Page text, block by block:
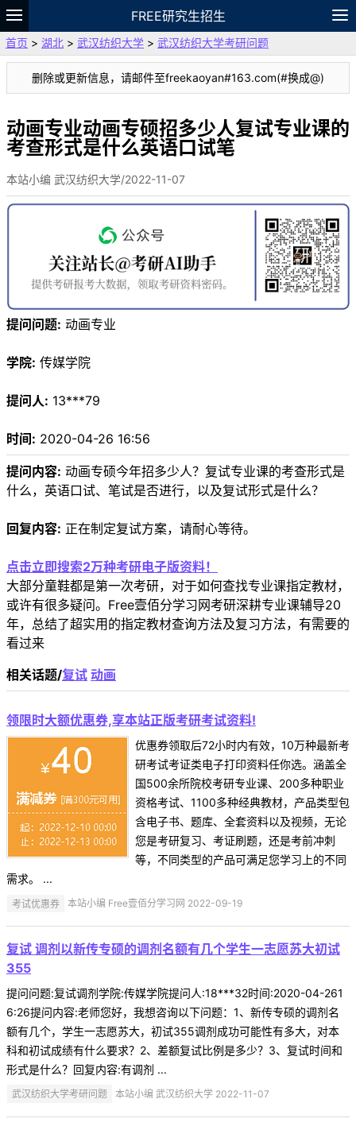
FREE研究生招生
题库
故事 专题 APP 笔记
论坛
VIP
资料
首页 > 湖北 > 武汉纺织大学 > 武汉纺织大学考研问题
删除或更新信息，请邮件至freekaoyan#163.com(#换成@)
动画专业动画专硕招多少人复试专业课的
考查形式是什么英语口试笔
本站小编 武汉纺织大学/2022-11-07
提问问题: 动画专业
学院: 传媒学院
提问人: 13***79
时间: 2020-04-26 16:56
提问内容: 动画专硕今年招多少人？复试专业课的考查形式是
什么，英语口试、笔试是否进行，以及复试形式是什么？
回复内容: 正在制定复试方案，请耐心等待。
点击立即搜索2万种考研电子版资料！
大部分童鞋都是第一次考研，对于如何查找专业课指定教材，
或许有很多疑问。Free壹佰分学习网考研深耕专业课辅导20
年，总结了超实用的指定教材查询方法及复习方法，有需要的
看过来
相关话题/复试 动画
领限时大额优惠券,享本站正版考研考试资料!
优惠券领取后72小时内有效，10万种最新考
研考试考证类电子打印资料任你选。涵盖全
国500余所院校考研专业课、200多种职业
资格考试、1100多种经典教材，产品类型包
含电子书、题库、全套资料以及视频，无论
您是考研复习、考证刷题，还是考前冲刺
等，不同类型的产品可满足您学习上的不同
需求。 ...
考试优惠券 本站小编 Free壹佰分学习网 2022-09-19
复试 调剂以新传专硕的调剂名额有几个学生一志愿苏大初试
355
提问问题:复试调剂学院:传媒学院提问人:18***32时间:2020-04-261
6:26提问内容:老师您好，我想咨询以下问题：1、新传专硕的调剂名
额有几个，学生一志愿苏大，初试355调剂成功可能性有多大，对本
科和初试成绩有什么要求？2、差额复试比例是多少？3、复试时间和
形式是什么？回复内容:有调剂 ...
武汉纺织大学考研问题 本站小编 武汉纺织大学 2022-11-07